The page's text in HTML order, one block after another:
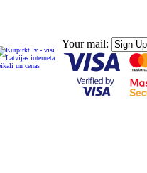
Your mail: